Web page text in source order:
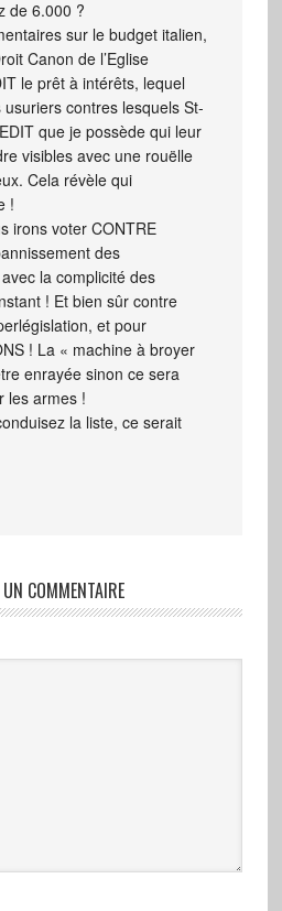
de 6.000 ?
sur le budget italien,
Canon de l’Eglise
le prêt à intérêts, lequel
usuriers contres lesquels St-
que je possède qui leur
visibles avec une rouëlle
Cela révèle qui
!
irons voter CONTRE
des
la complicité des
! Et bien sûr contre
et pour
! La « machine à broyer
enrayée sinon ce sera
les armes !
la liste, ce serait
COMMENTAIRE